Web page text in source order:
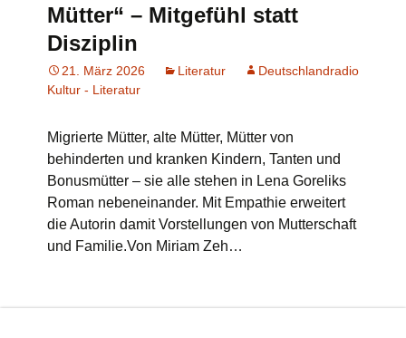
Mütter“ – Mitgefühl statt
Disziplin
21. März 2026 Literatur
Deutschlandradio
Kultur - Literatur
Migrierte Mütter, alte Mütter, Mütter von
behinderten und kranken Kindern, Tanten und
Bonusmütter – sie alle stehen in Lena Goreliks
Roman nebeneinander. Mit Empathie erweitert
die Autorin damit Vorstellungen von Mutterschaft
und Familie.Von Miriam Zeh…